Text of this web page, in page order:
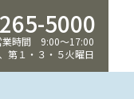
5000
業時間 9:00～17:00
第１・３・５火曜日